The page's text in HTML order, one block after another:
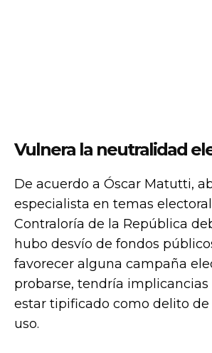
Vulnera la neutralidad
De acuerdo a Óscar Matutti,
especialista en temas
Contraloría de la República
hubo desvío de fondos
favorecer alguna campaña
probarse, tendría implicancias
estar tipificado como delito
uso.